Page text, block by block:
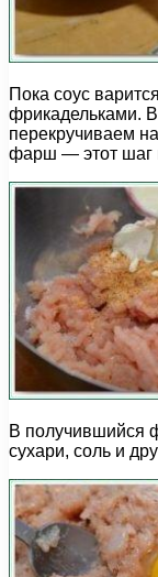
Пока соус
фрикадельками.
перекручиваем
фарш — этот шаг
В получившийся
сухари, соль и